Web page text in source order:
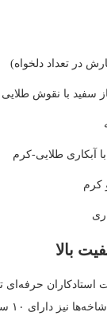
با نقوش طلایی
آبکاری طلایی-کرم
کرم
بالا
استادکاران حرفه‌ای
که نشان‌دهنده اعتماد به کیفیت تولید است.